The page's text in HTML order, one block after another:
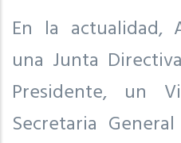
En la actualidad,
una Junta
Presidente, un
Secretaria